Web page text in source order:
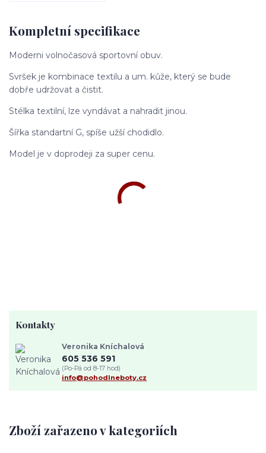
Kompletní specifikace
Moderni volnočasová sportovní obuv.
Svršek je kombinace textilu a um. kůže, který se bude
dobře udržovat a čistit.
Stélka textilní, lze vyndávat a nahradit jinou.
Šířka standartní G, spíše užší chodidlo.
Model je v doprodeji za super cenu.
Zboží zařazeno v kategoriích
Kontakty
Veronika Kníchalová
605 536 591
(Po-Pá od 8-17 hod)
info@pohodlneboty.cz